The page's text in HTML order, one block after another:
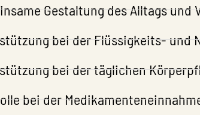
Gestaltung des Alltags
bei der Flüssigkeits- und
bei der täglichen
bei der